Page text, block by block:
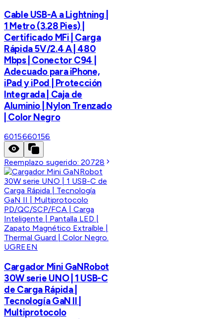
Cable USB-A a Lightning |
1 Metro (3.28 Pies) |
Certificado MFi | Carga
Rápida 5V/2.4 A | 480
Mbps | Conector C94 |
Adecuado para iPhone,
iPad y iPod | Protección
Integrada | Caja de
Aluminio | Nylon Trenzado
| Color Negro
6015660156
Reemplazo sugerido:20728
UGREEN
Cargador Mini GaNRobot
30W serie UNO | 1 USB-C
de Carga Rápida |
Tecnología GaN II |
Multiprotocolo